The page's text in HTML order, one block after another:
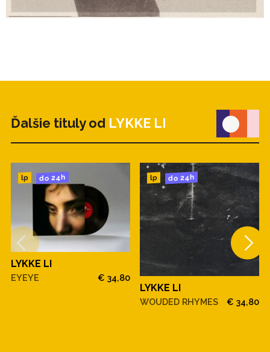
Ďalšie tituly od LYKKE LI
lp do 24h
LYKKE LI
EYEYE € 34,80
lp do 24h
LYKKE LI
WOUDED RHYMES € 34,80